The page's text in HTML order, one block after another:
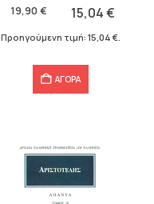
19,90 €
was:
19,90 €.
15,04€
τιμή
είναι:
Προηγούμενη τιμή: 15,04 €.
ΑΓΟΡΑ